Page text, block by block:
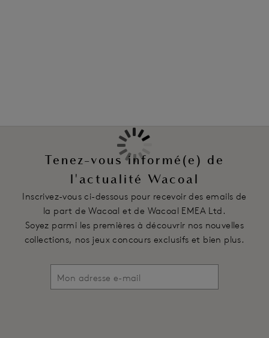
Tout en dentelle stretch florale à l’avant
Dos en maille transparente pour un effet lisse et un confort
Code produit : WA064391992
Tenez-vous informé(e) de
l'actualité Wacoal
Inscrivez-vous ci-dessous pour recevoir des emails de
la part de Wacoal et de Wacoal EMEA Ltd.
Soyez parmi les premières à découvrir nos nouvelles
collections, nos jeux concours exclusifs et bien plus.